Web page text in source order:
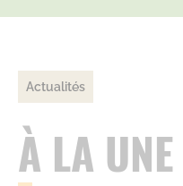
Actualités
À LA UNE